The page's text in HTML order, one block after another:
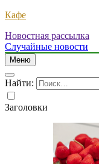
Кафе
Новостная рассылка
Случайные новости
Меню
Найти:
Заголовки